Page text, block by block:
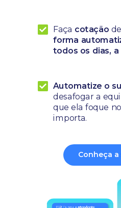
Faça cotação
forma
todos os dias,
Automatize o
desafogar a
que ela foque
importa.
Conheça